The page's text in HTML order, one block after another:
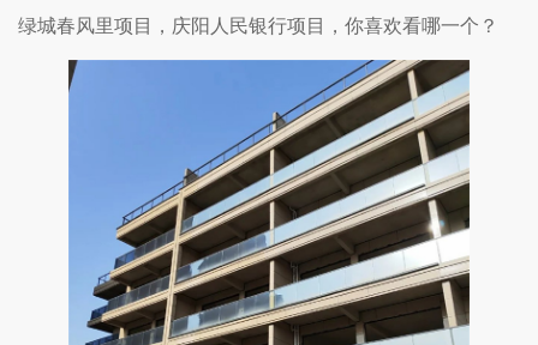
绿城春风里项目，庆阳人民银行项目，你喜欢看哪一个？